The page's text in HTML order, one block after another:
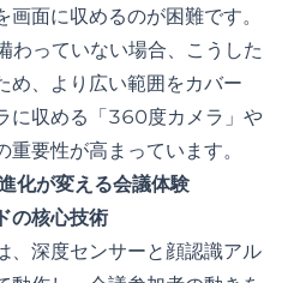
面に収めるのが困難です。
っていない場合、こうした
め、より広い範囲をカバー
に収める「360度カメラ」や
重要性が高まっています。
化が変える会議体験
の核心技術
、深度センサーと顔認識アル